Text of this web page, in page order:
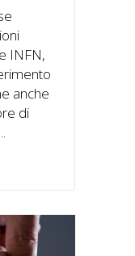
INFN,
anche
di